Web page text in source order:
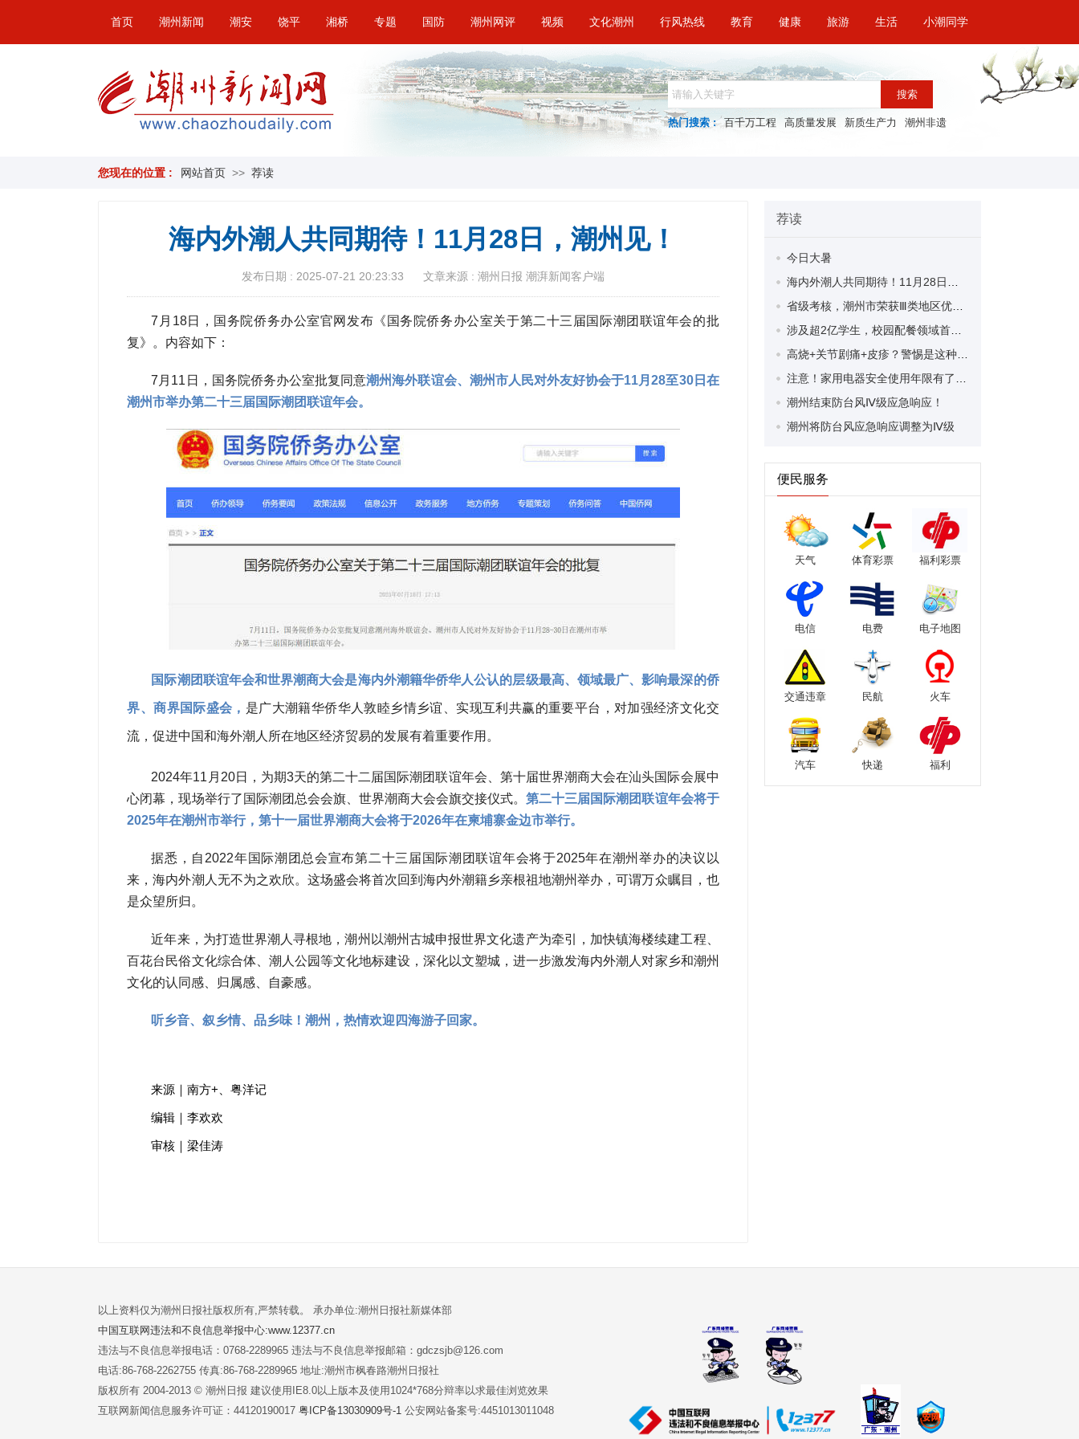
首页 潮州新闻 潮安 饶平 湘桥 专题 国防 潮州网评 视频 文化潮州 行风热线 教育 健康 旅游 生活 小潮同学
搜索
热门搜索 : 百千万工程 高质量发展 新质生产力 潮州非遗
您现在的位置 : 网站首页 >> 荐读
海内外潮人共同期待！11月28日，潮州见！
发布日期 : 2025-07-21 20:23:33 文章来源 : 潮州日报 潮湃新闻客户端
7月18日，国务院侨务办公室官网发布《国务院侨务办公室关于第二十三届国际潮团联谊年会的批
复》。内容如下：
7月11日，国务院侨务办公室批复同意潮州海外联谊会、潮州市人民对外友好协会于11月28至30日在
潮州市举办第二十三届国际潮团联谊年会。
国际潮团联谊年会和世界潮商大会是海内外潮籍华侨华人公认的层级最高、领域最广、影响最深的侨
界、商界国际盛会， 是广大潮籍华侨华人敦睦乡情乡谊、实现互利共赢的重要平台，对加强经济文化交
流，促进中国和海外潮人所在地区经济贸易的发展有着重要作用。
2024年11月20日，为期3天的第二十二届国际潮团联谊年会、第十届世界潮商大会在汕头国际会展中
心闭幕，现场举行了国际潮团总会会旗、世界潮商大会会旗交接仪式。第二十三届国际潮团联谊年会将于
2025年在潮州市举行，第十一届世界潮商大会将于2026年在柬埔寨金边市举行。
据悉，自2022年国际潮团总会宣布第二十三届国际潮团联谊年会将于2025年在潮州举办的决议以
来，海内外潮人无不为之欢欣。这场盛会将首次回到海内外潮籍乡亲根祖地潮州举办，可谓万众瞩目，也
是众望所归。
近年来，为打造世界潮人寻根地，潮州以潮州古城申报世界文化遗产为牵引，加快镇海楼续建工程、
百花台民俗文化综合体、潮人公园等文化地标建设，深化以文塑城，进一步激发海内外潮人对家乡和潮州
文化的认同感、归属感、自豪感。
听乡音、叙乡情、品乡味！潮州，热情欢迎四海游子回家。
来源｜南方+、粤洋记
编辑｜李欢欢
审核｜梁佳涛
荐读
今日大暑
潮州结束防台风Ⅳ级应急响应！
潮州将防台风应急响应调整为Ⅳ级
便民服务
天气 体育彩票 福利彩票
电信 电费 电子地图
交通违章 民航 火车
汽车 快递 福利
以上资料仅为潮州日报社版权所有,严禁转载。 承办单位:潮州日报社新媒体部
中国互联网违法和不良信息举报中心:www.12377.cn
违法与不良信息举报电话：0768-2289965 违法与不良信息举报邮箱：gdczsjb@126.com
电话:86-768-2262755 传真:86-768-2289965 地址:潮州市枫春路潮州日报社
版权所有 2004-2013 © 潮州日报 建议使用IE8.0以上版本及使用1024*768分辩率以求最佳浏览效果
互联网新闻信息服务许可证：44120190017 粤ICP备13030909号-1 公安网站备案号:4451013011048